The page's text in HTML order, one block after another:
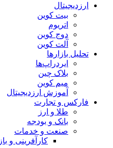
ارزدیجیتال
بیت کوین
اتریوم
دوج کوین
آلت کوین
تحلیل بازارها
ایردراپ‌ها
بلاک چین
میم کوین‌
آموزش ارزدیجیتال
فارکس و تجارت
طلا و ارز
بانک و بودجه
صنعت و خدمات
کارآفرینی و